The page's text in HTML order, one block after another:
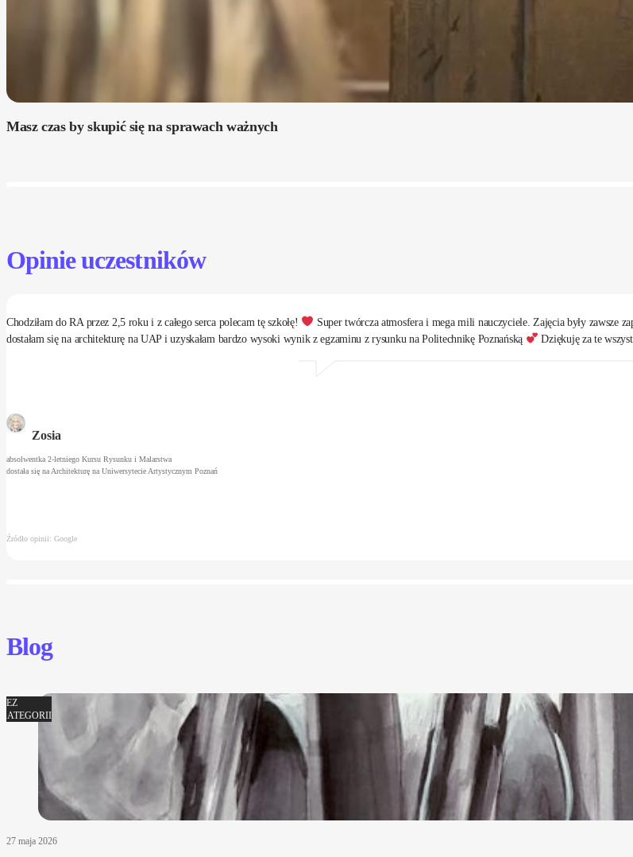
Masz czas by skupić się na sprawach ważnych
Opinie uczestników
Chodziłam do RA przez 2,5 roku i z całego serca polecam tę szkołę!
Super twórcza atmosfera i mega mili nauczyciele. Zajęcia były zawsze
dostałam się na architekturę na UAP i uzyskałam bardzo wysoki wynik z egzaminu z rysunku na Politechnikę Poznańską
Dziękuję za te
Zosia
absolwentka 2-letniego Kursu Rysunku i Malarstwa
dostała się na Architekturę na Uniwersytecie Artystycznym Poznań
Źródło opinii: Google
Blog
BEZ
KATEGORII
27 maja 2026